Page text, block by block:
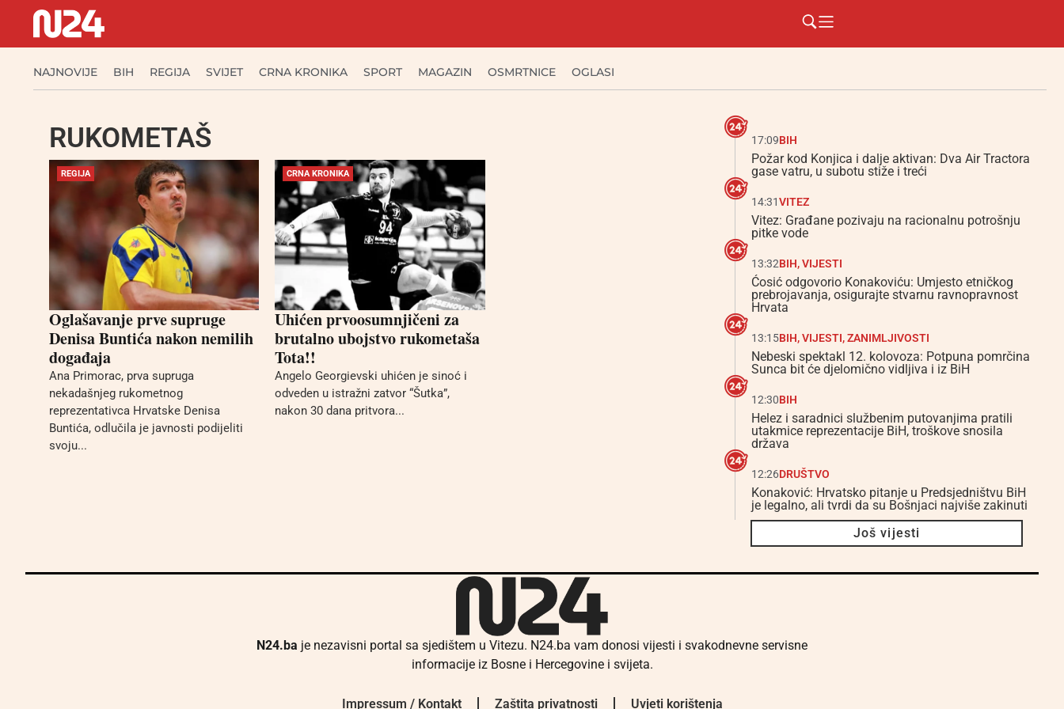
NAJNOVIJE BIH REGIJA SVIJET CRNA KRONIKA SPORT MAGAZIN OSMRTNICE OGLASI
RUKOMETAŠ
REGIJA
Oglašavanje prve supruge
Denisa Buntića nakon nemilih
događaja
Ana Primorac, prva supruga
nekadašnjeg rukometnog
reprezentativca Hrvatske Denisa
Buntića, odlučila je javnosti podijeliti
svoju...
CRNA KRONIKA
Uhićen prvoosumnjičeni za
brutalno ubojstvo rukometaša
Tota!!
Angelo Georgievski uhićen je sinoć i
odveden u istražni zatvor “Šutka”,
nakon 30 dana pritvora...
17:09BIH
Požar kod Konjica i dalje aktivan: Dva Air Tractora
gase vatru, u subotu stiže i treći
14:31VITEZ
Vitez: Građane pozivaju na racionalnu potrošnju
pitke vode
13:32BIH,VIJESTI
Ćosić odgovorio Konakoviću: Umjesto etničkog
prebrojavanja, osigurajte stvarnu ravnopravnost
Hrvata
13:15BIH,VIJESTI,ZANIMLJIVOSTI
Nebeski spektakl 12. kolovoza: Potpuna pomrčina
Sunca bit će djelomično vidljiva i iz BiH
12:30BIH
Helez i saradnici službenim putovanjima pratili
utakmice reprezentacije BiH, troškove snosila
država
12:26DRUŠTVO
Konaković: Hrvatsko pitanje u Predsjedništvu BiH
je legalno, ali tvrdi da su Bošnjaci najviše zakinuti
Još vijesti
N24.ba je nezavisni portal sa sjedištem u Vitezu. N24.ba vam donosi vijesti i svakodnevne servisne
informacije iz Bosne i Hercegovine i svijeta.
Impressum / Kontakt Zaštita privatnosti Uvjeti korištenja